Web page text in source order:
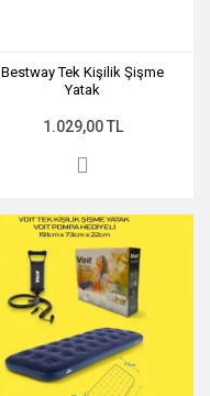
Bestway Tek Kişilik Şişme
Yatak
1.029,00 TL